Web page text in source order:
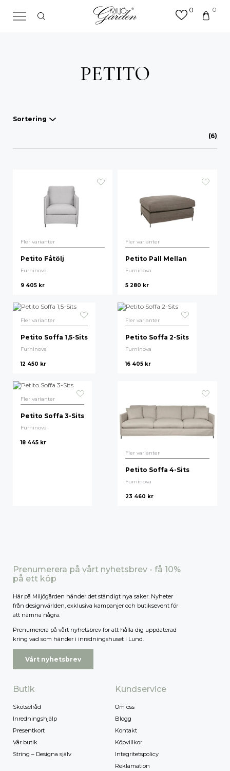
0 0
PETITO
Sortering
Våra favoriter
Mest sålda
Nyheter
Lägsta pris
Högsta pris
(6)
Fler varianter
Petito Fåtölj
Furninova
9 405 kr
Fler varianter
Petito Pall Mellan
Furninova
5 280 kr
Fler varianter
Petito Soffa 1,5-Sits
Furninova
12 450 kr
Fler varianter
Petito Soffa 2-Sits
Furninova
16 405 kr
Fler varianter
Petito Soffa 3-Sits
Furninova
18 445 kr
Fler varianter
Petito Soffa 4-Sits
Furninova
23 460 kr
Prenumerera på vårt nyhetsbrev - få 10%
på ett köp
Här på Miljögården händer det ständigt nya saker. Nyheter
från designvärlden, exklusiva kampanjer och butiksevent för
att nämna några.
Prenumerera på vårt nyhetsbrev för att hålla dig uppdaterad
kring vad som händer i inredningshuset i Lund.
Vårt nyhetsbrev
Butik
Skötselråd
Inredningshjälp
Presentkort
Vår butik
String – Designa själv
Kundservice
Om oss
Blogg
Kontakt
Köpvillkor
Integritetspolicy
Reklamation